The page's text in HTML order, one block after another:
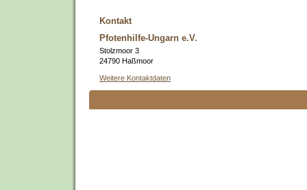
Kontakt
Pfotenhilfe-Ungarn e.V.
Stolzmoor 3
24790 Haßmoor
Weitere Kontaktdaten